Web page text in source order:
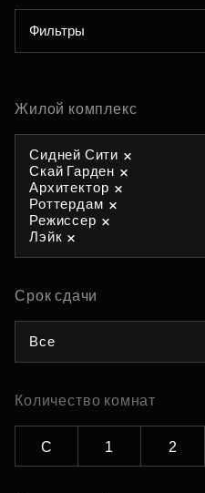
Фильтры
Жилой комплекс
Сидней Сити
Скай Гарден
Архитектор
Роттердам
Режиссер
Лэйк
Срок сдачи
Все
Количество комнат
С 1 2